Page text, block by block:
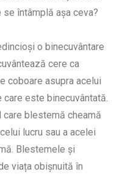
întâmplă așa ceva?
o binecuvântare
cere ca
coboare asupra acelui
care este binecuvântată.
blestemă cheamă
lucru sau a acelei
Blestemele și
viața obișnuită în